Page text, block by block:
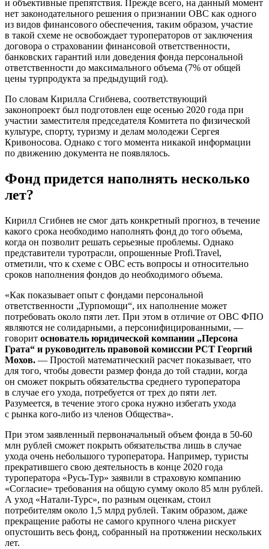
и объективные препятствия. Прежде всего, на данный момент
нет законодательного решения о признании ОВС как одного
из видов финансового обеспечения, таким образом, участие
в такой схеме не освобождает туроператоров от заключения
договора о страховании финансовой ответственности,
банковских гарантий или доведения фонда персональной
ответственности до максимального объема (7% от общей
цены турпродукта за предыдущий год).
По словам Кирилла Сгибнева, соответствующий
законопроект был подготовлен еще осенью 2020 года при
участии заместителя председателя Комитета по физической
культуре, спорту, туризму и делам молодежи Сергея
Кривоносова. Однако с того момента никакой информации
по движению документа не появлялось.
Фонд придется наполнять несколько
лет?
Кирилл Сгибнев не смог дать конкретный прогноз, в течение
какого срока необходимо наполнять фонд до того объема,
когда он позволит решать серьезные проблемы. Однако
представители туротрасли, опрошенные Profi.Travel,
отметили, что к схеме с ОВС есть вопросы и относительно
сроков наполнения фондов до необходимого объема.
«Как показывает опыт с фондами персональной
ответственности „Турпомощи“, их наполнение может
потребовать около пяти лет. При этом в отличие от ОВС ФПО
являются не солидарными, а персонифицированными, —
говорит основатель юридической компании „Персона
Грата“ и руководитель правовой комиссии РСТ Георгий
Мохов. — Простой математический расчет показывает, что
для того, чтобы довести размер фонда до той стадии, когда
он сможет покрыть обязательства среднего туроператора
в случае его ухода, потребуется от трех до пяти лет.
Разумеется, в течение этого срока нужно избегать ухода
с рынка кого-либо из членов Общества».
При этом заявленный первоначальный объем фонда в 50-60
млн рублей сможет покрыть обязательства лишь в случае
ухода очень небольшого туроператора. Например, туристы
прекратившего свою деятельность в конце 2020 года
туроператора «Русь-Тур» заявили в страховую компанию
«Согласие» требования на общую сумму около 85 млн рублей.
А уход «Натали-Турс», по разным оценкам, стоил
потребителям около 1,5 млрд рублей. Таким образом, даже
прекращение работы не самого крупного члена рискует
опустошить весь фонд, собранный на протяжении нескольких
лет.